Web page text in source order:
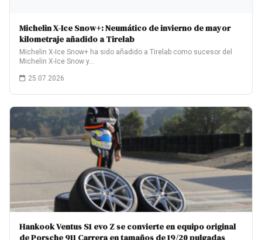
Michelin X-Ice Snow+: Neumático de invierno de mayor
kilometraje añadido a Tirelab
Michelin X-Ice Snow+ ha sido añadido a Tirelab como sucesor del
Michelin X-Ice Snow y…
25.07.2026
Hankook Ventus S1 evo Z se convierte en equipo original
de Porsche 911 Carrera en tamaños de 19/20 pulgadas